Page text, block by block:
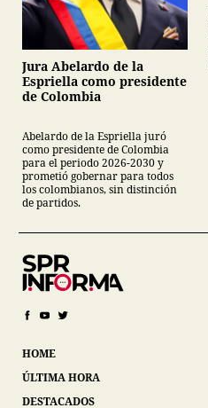
Jura Abelardo de la
Espriella como presidente
de Colombia
Abelardo de la Espriella juró
como presidente de Colombia
para el periodo 2026-2030 y
prometió gobernar para todos
los colombianos, sin distinción
de partidos.
HOME
ÚLTIMA HORA
DESTACADOS